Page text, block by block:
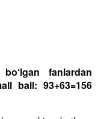
fanlardan
ball: 93+63=156